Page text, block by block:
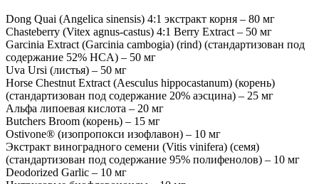
Dong Quai (Angelica sinensis) 4:1 экстракт корня – 80 мг
Chasteberry (Vitex agnus-castus) 4:1 Berry Extract – 50 мг
Garcinia Extract (Garcinia cambogia) (rind) (стандартизован под
содержание 52% HCA) – 50 мг
Uva Ursi (листья) – 50 мг
Horse Chestnut Extract (Aesculus hippocastanum) (корень)
(стандартизован под содержание 20% аэсцина) – 25 мг
Альфа липоевая кислота – 20 мг
Butchers Broom (корень) – 15 мг
Ostivone® (изопропокси изофлавон) – 10 мг
Экстракт виноградного семени (Vitis vinifera) (семя)
(стандартизован под содержание 95% полифенолов) – 10 мг
Deodorized Garlic – 10 мг